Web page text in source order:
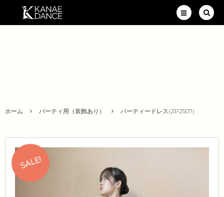
ホーム パーティ用（装飾あり） パーティードレス(ZP2507)
SALE!